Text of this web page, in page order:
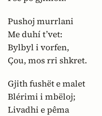
Pushoj murrlani
Me duhí t’vet:
Bylbyl i vorfen,
Çou, mos rri shkret.
Gjith fushët e malet
Blérimi i mbëloj;
Livadhi e pêma